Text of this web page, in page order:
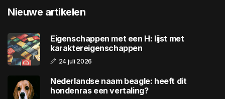
Nieuwe artikelen
Eigenschappen met een H: lijst met
karaktereigenschappen
24 juli 2026
Nederlandse naam beagle: heeft dit
hondenras een vertaling?